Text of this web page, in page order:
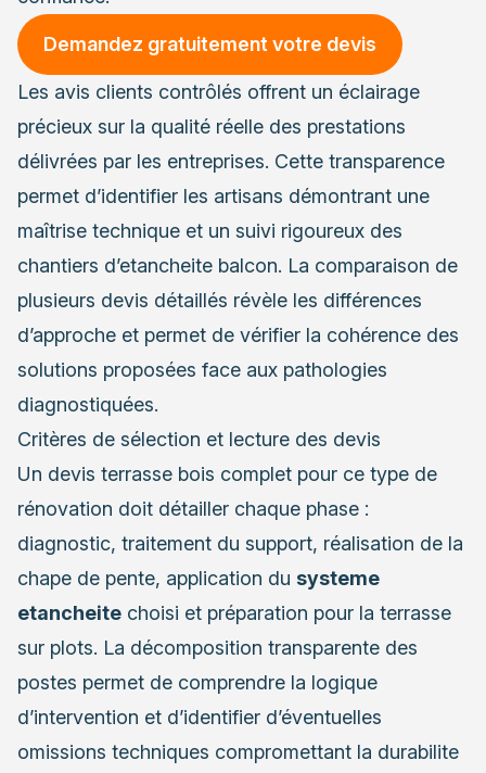
Demandez gratuitement votre devis
Les avis clients contrôlés offrent un éclairage
précieux sur la qualité réelle des prestations
délivrées par les entreprises. Cette transparence
permet d’identifier les artisans démontrant une
maîtrise technique et un suivi rigoureux des
chantiers d’etancheite balcon. La comparaison de
plusieurs devis détaillés révèle les différences
d’approche et permet de vérifier la cohérence des
solutions proposées face aux pathologies
diagnostiquées.
Critères de sélection et lecture des devis
Un devis terrasse bois complet pour ce type de
rénovation doit détailler chaque phase :
diagnostic, traitement du support, réalisation de la
chape de pente, application du systeme
etancheite choisi et préparation pour la terrasse
sur plots. La décomposition transparente des
postes permet de comprendre la logique
d’intervention et d’identifier d’éventuelles
omissions techniques compromettant la durabilite